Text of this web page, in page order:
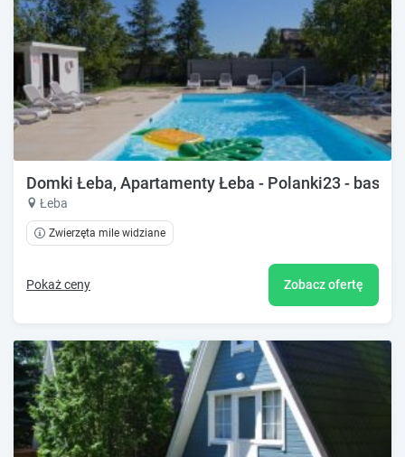
Domki Łeba, Apartamenty Łeba - Polanki23 -
Łeba
Zwierzęta mile widziane
Pokaż ceny Zobacz ofertę